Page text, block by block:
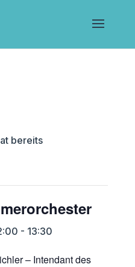
bereits
- 13:30
– Intendant des